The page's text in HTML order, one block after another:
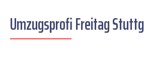
Umzugsprofi Freitag